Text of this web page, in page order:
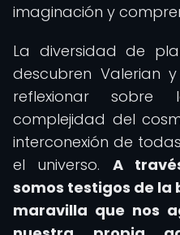
imaginación y
La diversidad de
descubren Valerian
reflexionar
complejidad del
interconexión de
el universo. A
somos testigos de la
maravilla que nos